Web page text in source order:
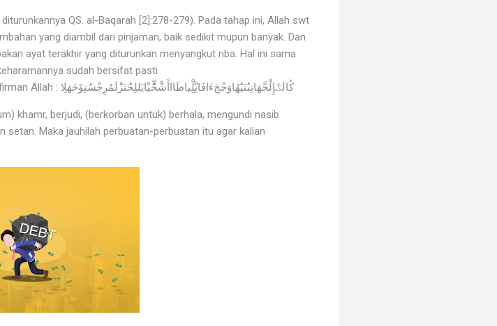
QS. al-Baqarah [2]:278-279). Pada tahap ini, Allah swt
yang diambil dari pinjaman, baik sedikit mupun banyak. Dan
ayat terakhir yang diturunkan menyangkut riba. Hal ini sama
sudah bersifat pasti
مْتُْلَْفْهْرُوَالْهَيِْسُِوَاْلَْىْصَابُوَاْلَْ:sebagaimana disebutkan dalam firman Allah : كُالَػَإِلَّجَّهَانِبَُنَيَُهُاوَجْجَءَافَانَِّلَِّياطَااأَشَّحٍَُّيْايَللِحَُنَزَْلَمُرِجْسٌنِوْخَهَلِا
khamr, berjudi, (berkorban untuk) berhala, mengundi nasib
setan. Maka jauhilah perbuatan-perbuatan itu agar kalian